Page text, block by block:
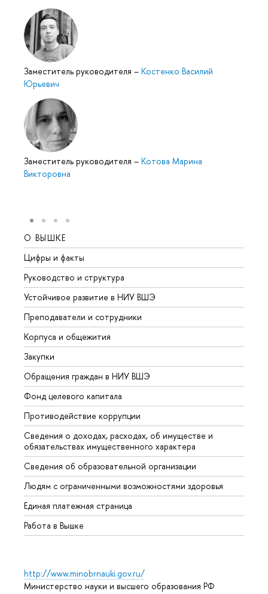
Заместитель руководителя – Костенко Василий
Юрьевич
Заместитель руководителя – Котова Марина
Викторовна
О ВЫШКЕ
Цифры и факты
Руководство и структура
Устойчивое развитие в НИУ ВШЭ
Преподаватели и сотрудники
Корпуса и общежития
Закупки
Обращения граждан в НИУ ВШЭ
Фонд целевого капитала
Противодействие коррупции
Сведения о доходах, расходах, об имуществе и
обязательствах имущественного характера
Сведения об образовательной организации
Людям с ограниченными возможностями здоровья
Единая платежная страница
Работа в Вышке
http://www.minobrnauki.gov.ru/
Министерство науки и высшего образования РФ